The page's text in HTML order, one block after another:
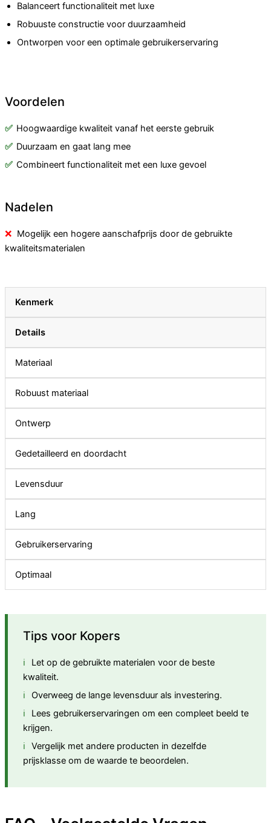
Balanceert functionaliteit met luxe
Robuuste constructie voor duurzaamheid
Ontworpen voor een optimale gebruikerservaring
Voordelen
Hoogwaardige kwaliteit vanaf het eerste gebruik
Duurzaam en gaat lang mee
Combineert functionaliteit met een luxe gevoel
Nadelen
Mogelijk een hogere aanschafprijs door de gebruikte
kwaliteitsmaterialen
Kenmerk
Details
Materiaal
Robuust materiaal
Ontwerp
Gedetailleerd en doordacht
Levensduur
Lang
Gebruikerservaring
Optimaal
Tips voor Kopers
Let op de gebruikte materialen voor de beste
kwaliteit.
Overweeg de lange levensduur als investering.
Lees gebruikerservaringen om een compleet beeld te
krijgen.
Vergelijk met andere producten in dezelfde
prijsklasse om de waarde te beoordelen.